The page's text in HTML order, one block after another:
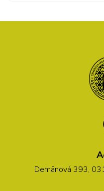
Demänová 393,